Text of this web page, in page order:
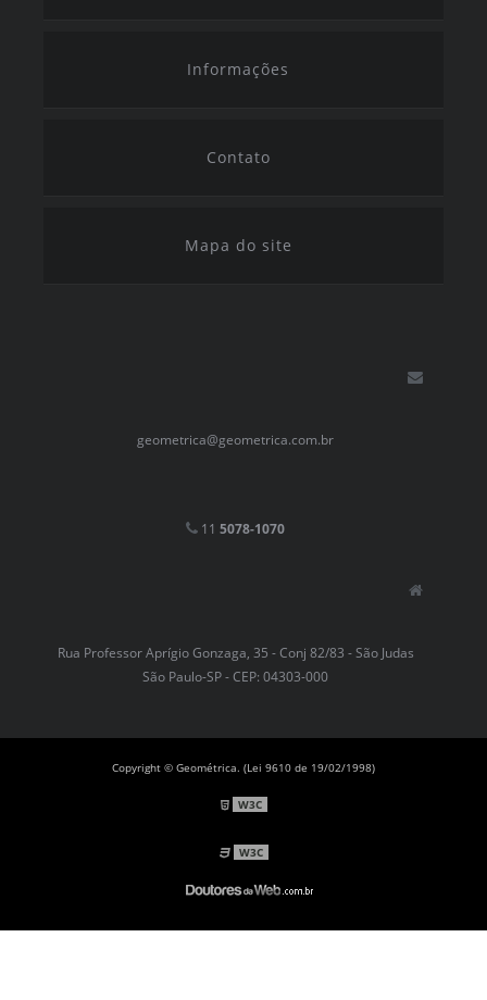
Informações
Contato
Mapa do site
geometrica@geometrica.com.br
11 5078-1070
Rua Professor Aprígio Gonzaga, 35 - Conj 82/83 - São Judas
São Paulo-SP - CEP: 04303-000
Copyright © Geométrica. (Lei 9610 de 19/02/1998)
W3C
W3C